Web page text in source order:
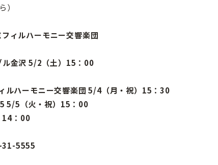
）
ィルハーモニー交響楽団
ル金沢 5/2（土）15：00
ルハーモニー交響楽団 5/4（月・祝）15：30
5/5（火・祝）15：00
14：00
31-5555